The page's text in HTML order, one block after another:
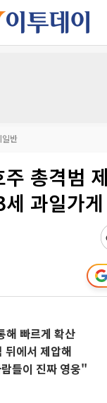
일반
총격범
과일가게
해 빠르게 확산
뒤에서 제압해
들이 진짜 영웅"